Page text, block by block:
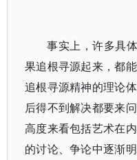
事实上，许多具
果追根寻源起来，都
追根寻源精神的理论
后得不到解决都要来
高度来看包括艺术在
的讨论、争论中逐渐